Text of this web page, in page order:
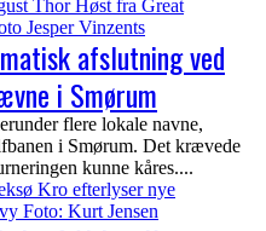
afslutning ved
i Smørum
flere lokale navne,
i Smørum. Det krævede
kunne kåres....
Kro efterlyser nye